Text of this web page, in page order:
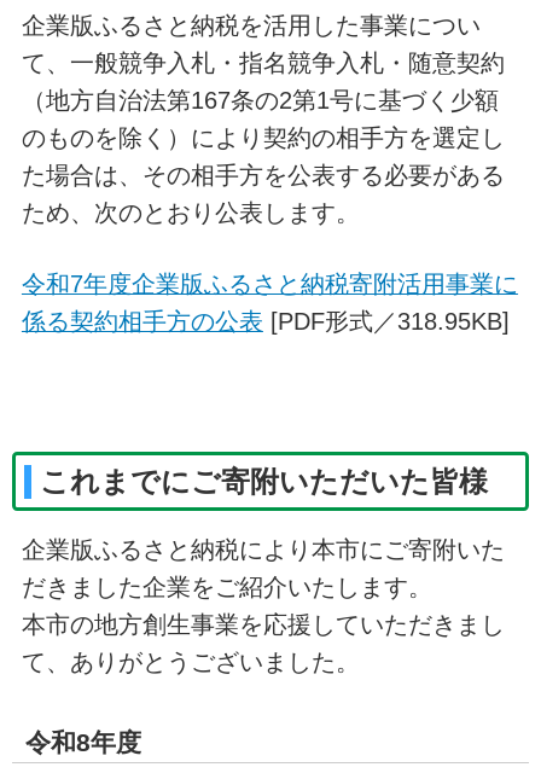
企業版ふるさと納税を活用した事業につい
て、一般競争入札・指名競争入札・随意契約
（地方自治法第167条の2第1号に基づく少額
のものを除く）により契約の相手方を選定し
た場合は、その相手方を公表する必要がある
ため、次のとおり公表します。
令和7年度企業版ふるさと納税寄附活用事業に
係る契約相手方の公表 [PDF形式／318.95KB]
これまでにご寄附いただいた皆様
企業版ふるさと納税により本市にご寄附いた
だきました企業をご紹介いたします。
本市の地方創生事業を応援していただきまし
て、ありがとうございました。
令和8年度